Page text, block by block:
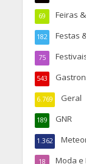
Feiras
69
Festas
182
75
543
Geral
6.769
GNR
189
1.362
Moda e
18